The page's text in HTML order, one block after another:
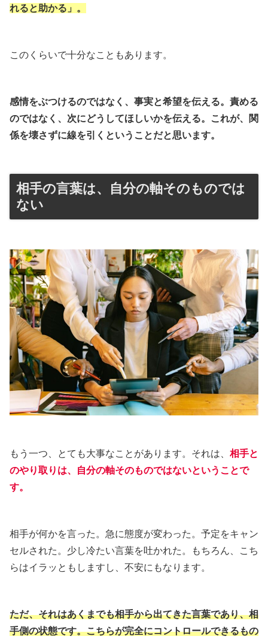
れると助かる」。
このくらいで十分なこともあります。
感情をぶつけるのではなく、事実と希望を伝える。責める
のではなく、次にどうしてほしいかを伝える。これが、関
係を壊さずに線を引くということだと思います。
相手の言葉は、自分の軸そのものでは
ない
もう一つ、とても大事なことがあります。それは、 相手と
のやり取りは、自分の軸そのものではないということで
す。
相手が何かを言った。急に態度が変わった。予定をキャン
セルされた。少し冷たい言葉を吐かれた。もちろん、こち
らはイラッともしますし、不安にもなります。
ただ、それはあくまでも相手から出てきた言葉であり、相
手側の状態です。こちらが完全にコントロールできるもの